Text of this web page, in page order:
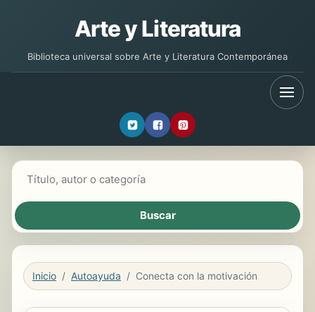
Arte y Literatura
Biblioteca universal sobre Arte y Literatura Contemporánea
Inicio Autoayuda Conecta con la motivación